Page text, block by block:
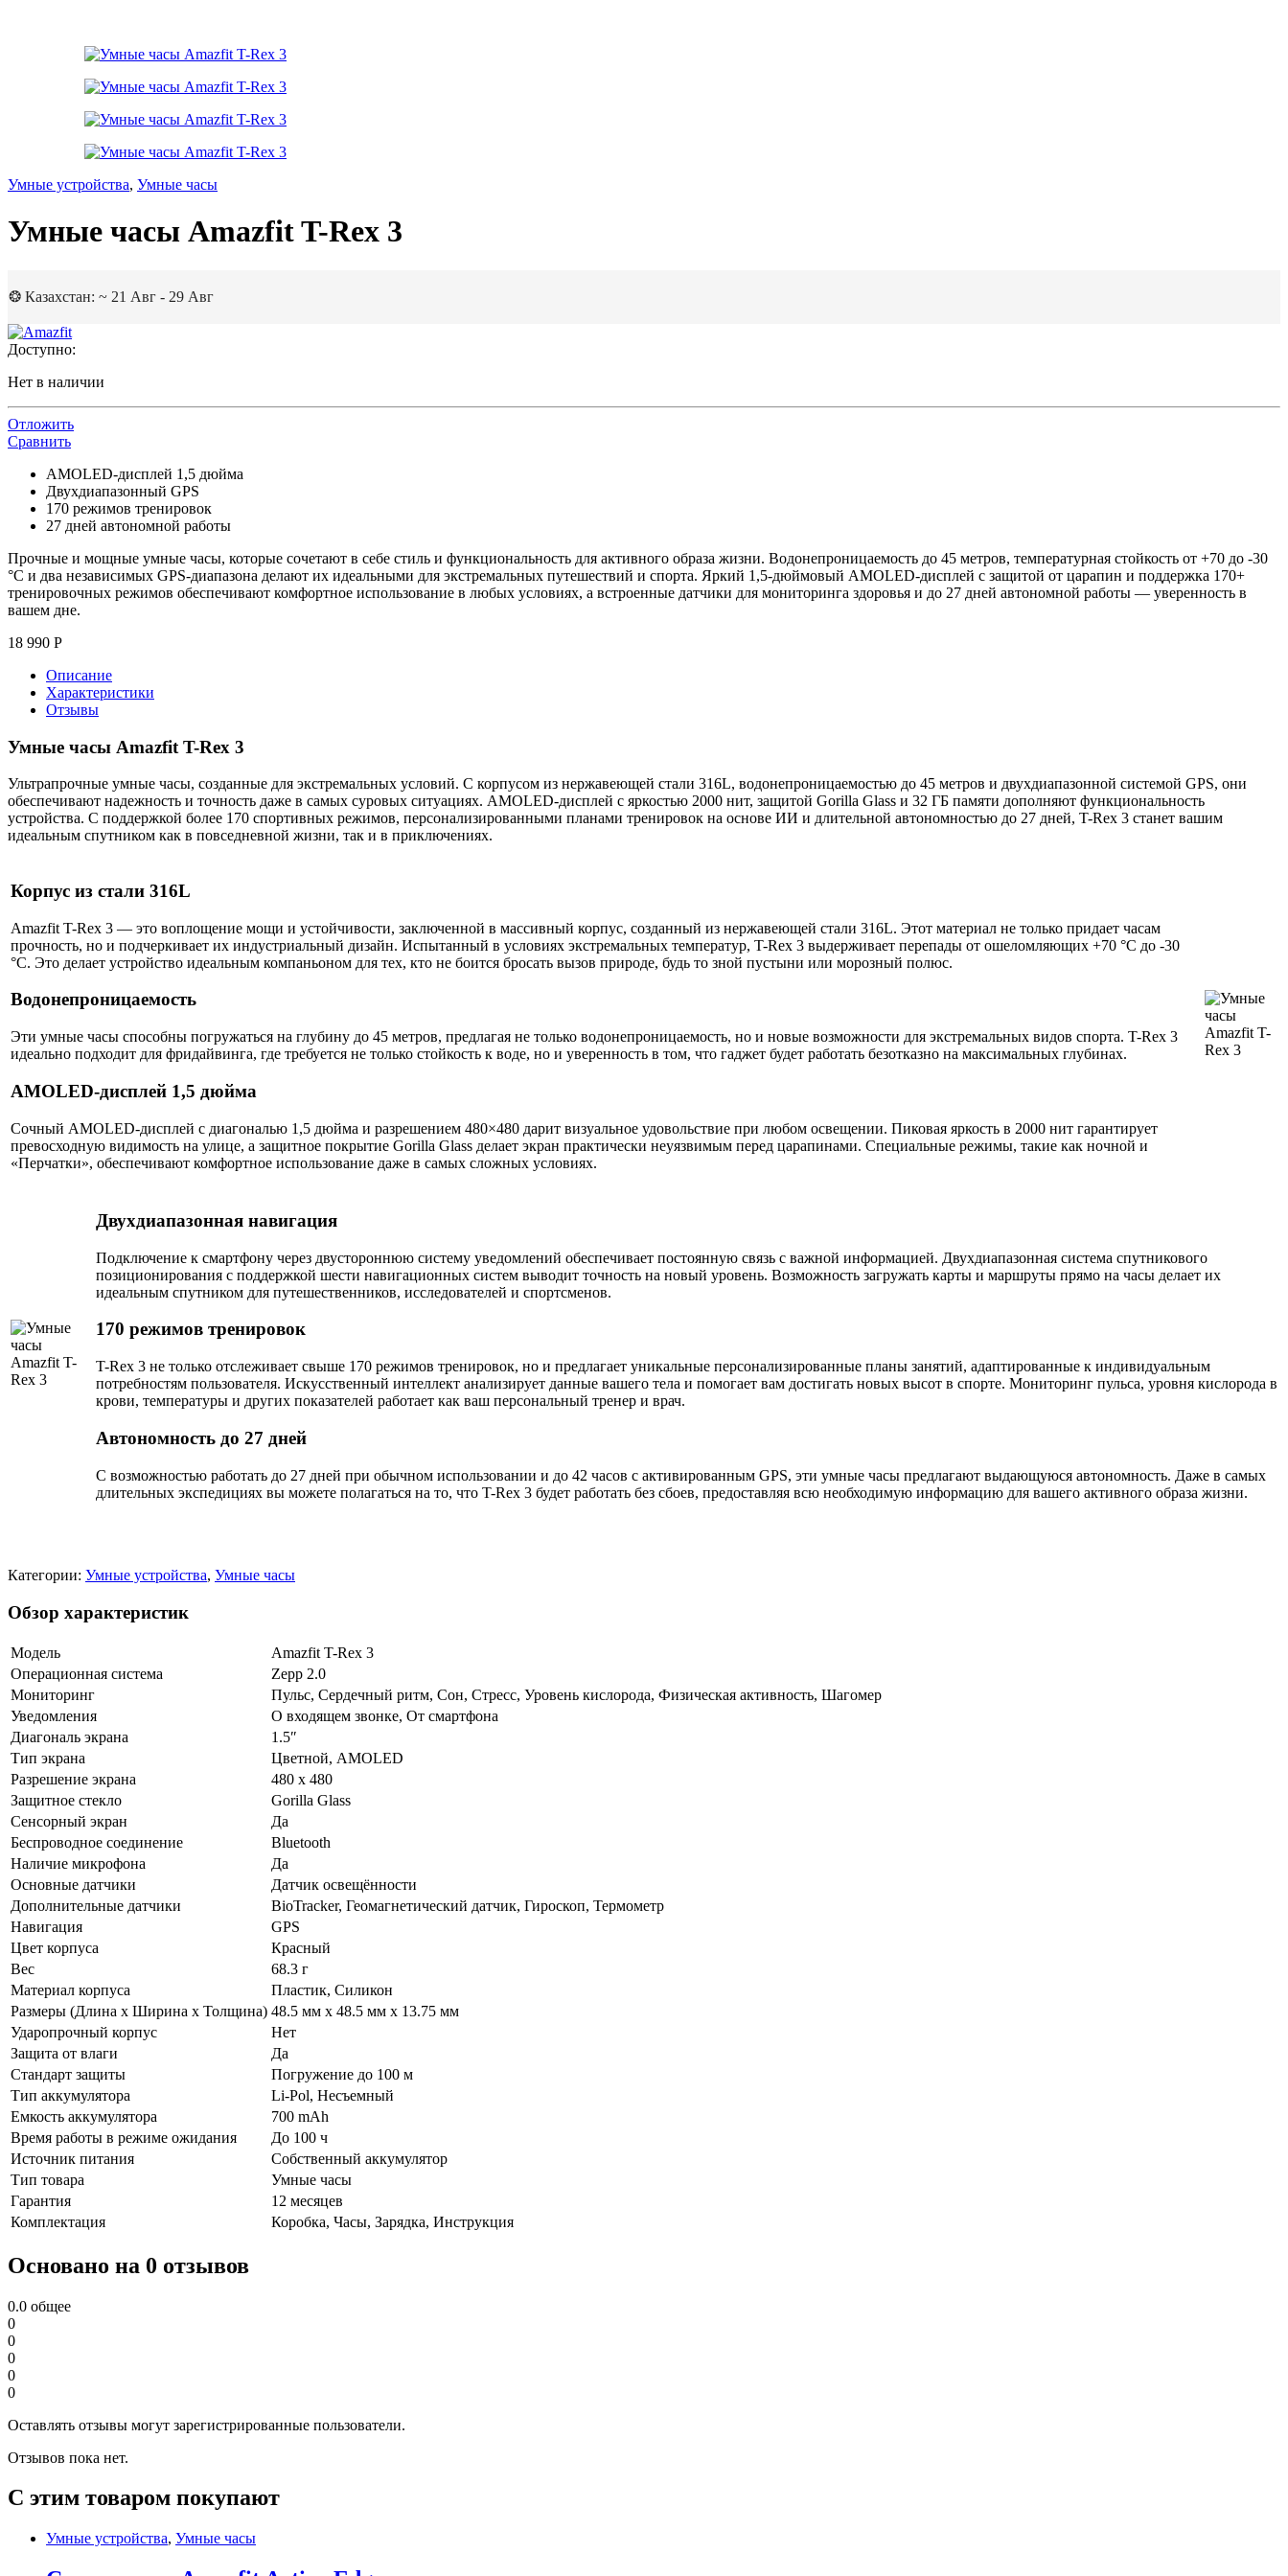
Умные устройства, Умные часы
Умные часы Amazfit T-Rex 3
❂ Казахстан: ~ 21 Авг - 29 Авг
Доступно:
Нет в наличии
Отложить
Сравнить
AMOLED-дисплей 1,5 дюйма
Двухдиапазонный GPS
170 режимов тренировок
27 дней автономной работы
Прочные и мощные умные часы, которые сочетают в себе стиль и функциональность для активного образа жизни. Водонепроницаемость до 45 метров, температурная стойкость от +70 до -30
°C и два независимых GPS-диапазона делают их идеальными для экстремальных путешествий и спорта. Яркий 1,5-дюймовый AMOLED-дисплей с защитой от царапин и поддержка 170+
тренировочных режимов обеспечивают комфортное использование в любых условиях, а встроенные датчики для мониторинга здоровья и до 27 дней автономной работы — уверенность в
вашем дне.
18 990 Р
Описание
Характеристики
Отзывы
Умные часы Amazfit T-Rex 3
Ультрапрочные умные часы, созданные для экстремальных условий. С корпусом из нержавеющей стали 316L, водонепроницаемостью до 45 метров и двухдиапазонной системой GPS, они
обеспечивают надежность и точность даже в самых суровых ситуациях. AMOLED-дисплей с яркостью 2000 нит, защитой Gorilla Glass и 32 ГБ памяти дополняют функциональность
устройства. С поддержкой более 170 спортивных режимов, персонализированными планами тренировок на основе ИИ и длительной автономностью до 27 дней, T-Rex 3 станет вашим
идеальным спутником как в повседневной жизни, так и в приключениях.
Корпус из стали 316L
Amazfit T-Rex 3 — это воплощение мощи и устойчивости, заключенной в массивный корпус, созданный из нержавеющей стали 316L. Этот материал не только придает часам
прочность, но и подчеркивает их индустриальный дизайн. Испытанный в условиях экстремальных температур, T-Rex 3 выдерживает перепады от ошеломляющих +70 °C до -30
°C. Это делает устройство идеальным компаньоном для тех, кто не боится бросать вызов природе, будь то зной пустыни или морозный полюс.
Водонепроницаемость
Эти умные часы способны погружаться на глубину до 45 метров, предлагая не только водонепроницаемость, но и новые возможности для экстремальных видов спорта. T-Rex 3
идеально подходит для фридайвинга, где требуется не только стойкость к воде, но и уверенность в том, что гаджет будет работать безотказно на максимальных глубинах.
AMOLED-дисплей 1,5 дюйма
Сочный AMOLED-дисплей с диагональю 1,5 дюйма и разрешением 480×480 дарит визуальное удовольствие при любом освещении. Пиковая яркость в 2000 нит гарантирует
превосходную видимость на улице, а защитное покрытие Gorilla Glass делает экран практически неуязвимым перед царапинами. Специальные режимы, такие как ночной и
«Перчатки», обеспечивают комфортное использование даже в самых сложных условиях.
Двухдиапазонная навигация
Подключение к смартфону через двустороннюю систему уведомлений обеспечивает постоянную связь с важной информацией. Двухдиапазонная система спутникового
позиционирования с поддержкой шести навигационных систем выводит точность на новый уровень. Возможность загружать карты и маршруты прямо на часы делает их
идеальным спутником для путешественников, исследователей и спортсменов.
170 режимов тренировок
T-Rex 3 не только отслеживает свыше 170 режимов тренировок, но и предлагает уникальные персонализированные планы занятий, адаптированные к индивидуальным
потребностям пользователя. Искусственный интеллект анализирует данные вашего тела и помогает вам достигать новых высот в спорте. Мониторинг пульса, уровня кислорода в
крови, температуры и других показателей работает как ваш персональный тренер и врач.
Автономность до 27 дней
С возможностью работать до 27 дней при обычном использовании и до 42 часов с активированным GPS, эти умные часы предлагают выдающуюся автономность. Даже в самых
длительных экспедициях вы можете полагаться на то, что T-Rex 3 будет работать без сбоев, предоставляя всю необходимую информацию для вашего активного образа жизни.
Категории: Умные устройства, Умные часы
Обзор характеристик
Модель
Amazfit T-Rex 3
Операционная система
Zepp 2.0
Мониторинг
Пульс, Сердечный ритм, Сон, Стресс, Уровень кислорода, Физическая активность, Шагомер
Уведомления
О входящем звонке, От смартфона
Диагональ экрана
1.5″
Тип экрана
Цветной, AMOLED
Разрешение экрана
480 x 480
Защитное стекло
Gorilla Glass
Сенсорный экран
Да
Беспроводное соединение
Bluetooth
Наличие микрофона
Да
Основные датчики
Датчик освещённости
Дополнительные датчики
BioTracker, Геомагнетический датчик, Гироскоп, Термометр
Навигация
GPS
Цвет корпуса
Красный
Вес
68.3 г
Материал корпуса
Пластик, Силикон
Размеры (Длина х Ширина х Толщина) 48.5 мм x 48.5 мм x 13.75 мм
Ударопрочный корпус
Нет
Защита от влаги
Да
Стандарт защиты
Погружение до 100 м
Тип аккумулятора
Li-Pol, Несъемный
Емкость аккумулятора
700 mAh
Время работы в режиме ожидания
До 100 ч
Источник питания
Собственный аккумулятор
Тип товара
Умные часы
Гарантия
12 месяцев
Комплектация
Коробка, Часы, Зарядка, Инструкция
Основано на 0 отзывов
0.0 общее
0
0
0
0
0
Оставлять отзывы могут зарегистрированные пользователи.
Отзывов пока нет.
С этим товаром покупают
Умные устройства, Умные часы